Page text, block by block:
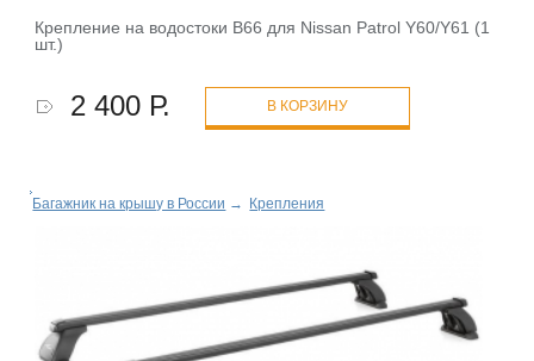
Крепление на водостоки B66 для Nissan Patrol Y60/Y61 (1
шт.)
2 400 Р. В КОРЗИНУ
Багажник на крышу в России → Крепления